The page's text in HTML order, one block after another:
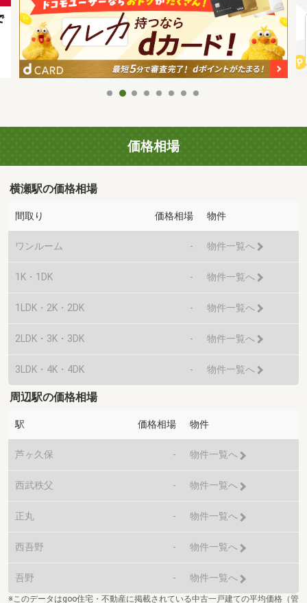
価格相場
横瀬駅の価格相場
間取り 価格相場 物件
ワンルーム - 物件一覧へ
1K・1DK - 物件一覧へ
1LDK・2K・2DK - 物件一覧へ
2LDK・3K・3DK - 物件一覧へ
3LDK・4K・4DK - 物件一覧へ
周辺駅の価格相場
駅 価格相場 物件
芦ヶ久保 - 物件一覧へ
西武秩父 - 物件一覧へ
正丸 - 物件一覧へ
西吾野 - 物件一覧へ
吾野 - 物件一覧へ
※このデータはgoo住宅・不動産に掲載されている中古一戸建ての平均価格（管